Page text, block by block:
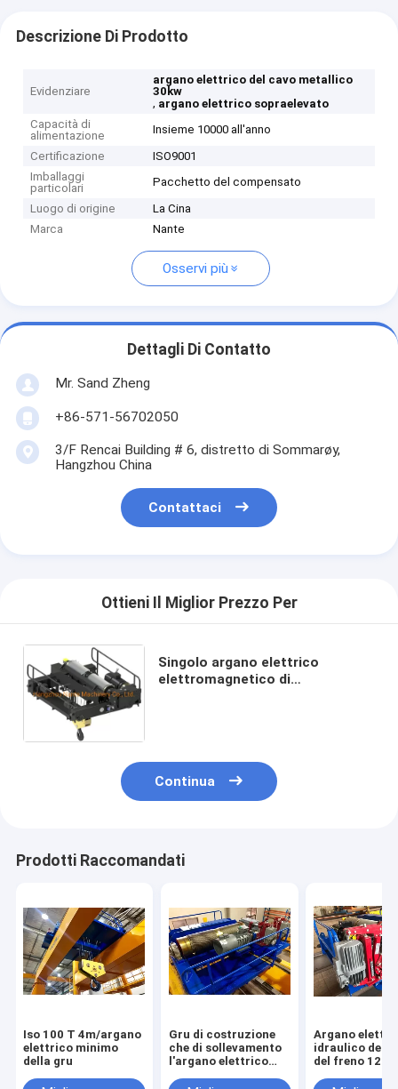
Descrizione Di Prodotto
Evidenziare
argano elettrico del cavo metallico
30kw
, argano elettrico sopraelevato
Capacità di
alimentazione
Insieme 10000 all'anno
Certificazione
ISO9001
Imballaggi
particolari
Pacchetto del compensato
Luogo di origine
La Cina
Marca
Nante
Osservi più
Dettagli Di Contatto
Mr. Sand Zheng
+86-571-56702050
3/F Rencai Building # 6, distretto di Sommarøy,
Hangzhou China
Contattaci
Ottieni Il Miglior Prezzo Per
Singolo argano elettrico
elettromagnetico di
Continua
Prodotti Raccomandati
Iso 100 T 4m/argano
elettrico minimo
della gru
Gru di costruzione
che di sollevamento
l'argano elettrico
Argano
idraulico della
del freno 12m